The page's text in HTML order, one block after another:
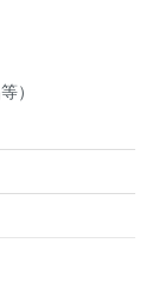
）